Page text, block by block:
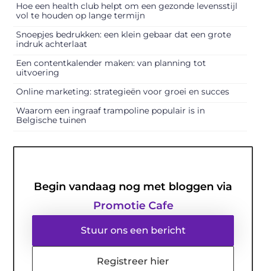
Hoe een health club helpt om een gezonde levensstijl
vol te houden op lange termijn
Snoepjes bedrukken: een klein gebaar dat een grote
indruk achterlaat
Een contentkalender maken: van planning tot
uitvoering
Online marketing: strategieën voor groei en succes
Waarom een ingraaf trampoline populair is in
Belgische tuinen
Begin vandaag nog met bloggen via
Promotie Cafe
Stuur ons een bericht
Registreer hier